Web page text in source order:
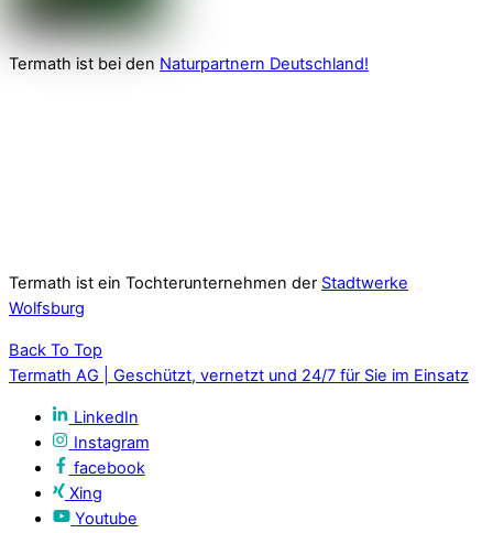
Termath ist bei den Naturpartnern Deutschland!
Termath ist ein Tochterunternehmen der Stadtwerke
Wolfsburg
Back To Top
Termath AG | Geschützt, vernetzt und 24/7 für Sie im Einsatz
LinkedIn
Instagram
facebook
Xing
Youtube